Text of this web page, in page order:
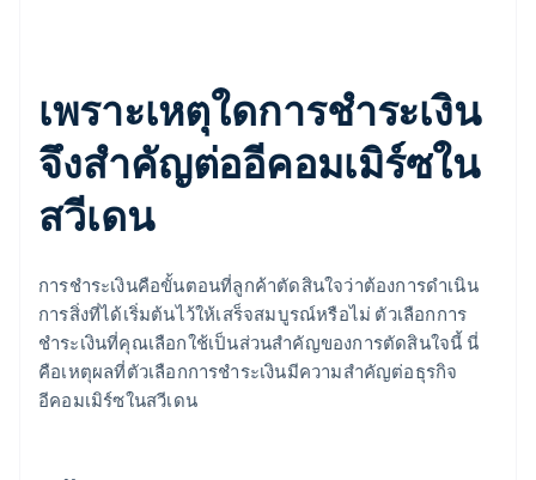
เพราะเหตุใดการชำระเงิน
จึงสำคัญต่ออีคอมเมิร์ซใน
สวีเดน
การชำระเงินคือขั้นตอนที่ลูกค้าตัดสินใจว่าต้องการดำเนิน
การสิ่งที่ได้เริ่มต้นไว้ให้เสร็จสมบูรณ์หรือไม่ ตัวเลือกการ
ชำระเงินที่คุณเลือกใช้เป็นส่วนสำคัญของการตัดสินใจนี้ นี่
คือเหตุผลที่ตัวเลือกการชำระเงินมีความสำคัญต่อธุรกิจ
อีคอมเมิร์ซในสวีเดน